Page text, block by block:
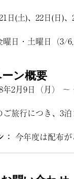
日(土)、22日(日)
日・土曜日（3/
ン概要
年2月9日（月）
ご旅行につき、3泊
今年度は配布が